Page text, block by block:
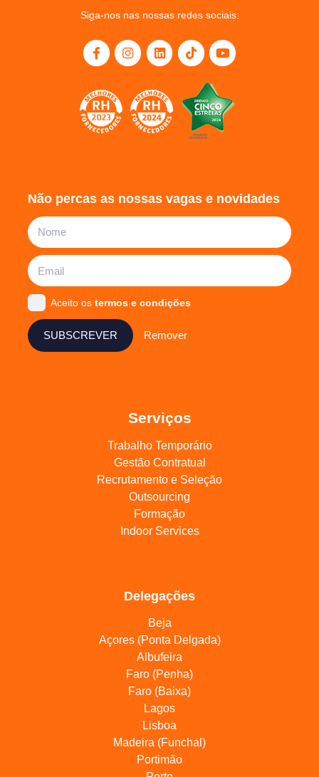
Siga-nos nas nossas redes sociais:
Serviços
Trabalho Temporário
Gestão Contratual
Recrutamento e Seleção
Outsourcing
Formação
Indoor Services
Delegações
Beja
Açores (Ponta Delgada)
Albufeira
Faro (Penha)
Faro (Baixa)
Lagos
Lisboa
Madeira (Funchal)
Portimão
Não percas as nossas vagas e novidades
Aceito ostermos e condições
SUBSCREVER Remover